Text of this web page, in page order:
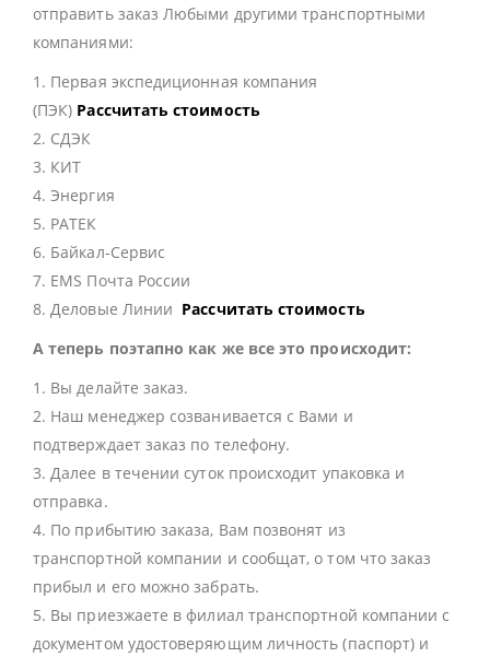
отправить заказ Любыми другими транспортными
компаниями:
1. Первая экспедиционная компания
(ПЭК) Рассчитать стоимость
2. СДЭК
3. КИТ
4. Энергия
5. РАТЕК
6. Байкал-Сервис
7. EMS Почта России
8. Деловые Линии Рассчитать стоимость
А теперь поэтапно как же все это происходит:
1. Вы делайте заказ.
2. Наш менеджер созванивается с Вами и
подтверждает заказ по телефону.
3. Далее в течении суток происходит упаковка и
отправка.
4. По прибытию заказа, Вам позвонят из
транспортной компании и сообщат, о том что заказ
прибыл и его можно забрать.
5. Вы приезжаете в филиал транспортной компании с
документом удостоверяющим личность (паспорт) и